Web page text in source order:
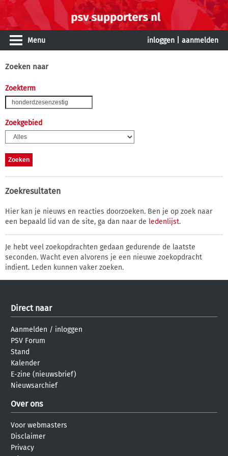
Menu inloggen aanmelden
Zoeken naar
Zoekterm
Zoekgebied
Zoekresultaten
Hier kan je nieuws en reacties doorzoeken. Ben je op zoek naar
een bepaald lid van de site, ga dan naar de ledenlijst.
Je hebt veel zoekopdrachten gedaan gedurende de laatste
seconden. Wacht even alvorens je een nieuwe zoekopdracht
indient. Leden kunnen vaker zoeken.
Direct naar
Aanmelden / inloggen
PSV Forum
Stand
Kalender
E-zine (nieuwsbrief)
Nieuwsarchief
Over ons
Voor webmasters
Disclaimer
Privacy